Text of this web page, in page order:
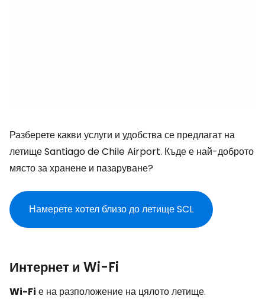
Разберете какви услуги и удобства се предлагат на
летище Santiago de Chile Airport. Къде е най-доброто
място за хранене и пазаруване?
Намерете хотел близо до летище SCL
Интернет и Wi-Fi
Wi-Fi е на разположение на цялото летище.